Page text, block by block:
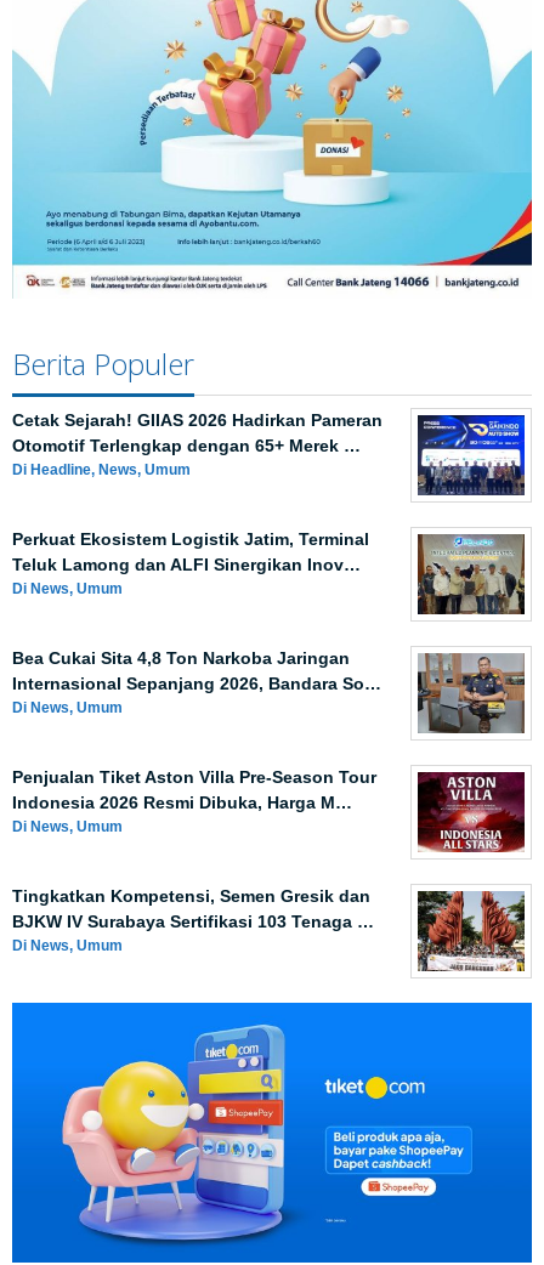
Berita Populer
Cetak Sejarah! GIIAS 2026 Hadirkan Pameran
Otomotif Terlengkap dengan 65+ Merek …
Di Headline, News, Umum
Perkuat Ekosistem Logistik Jatim, Terminal
Teluk Lamong dan ALFI Sinergikan Inov…
Di News, Umum
Bea Cukai Sita 4,8 Ton Narkoba Jaringan
Internasional Sepanjang 2026, Bandara So…
Di News, Umum
Penjualan Tiket Aston Villa Pre-Season Tour
Indonesia 2026 Resmi Dibuka, Harga M…
Di News, Umum
Tingkatkan Kompetensi, Semen Gresik dan
BJKW IV Surabaya Sertifikasi 103 Tenaga …
Di News, Umum